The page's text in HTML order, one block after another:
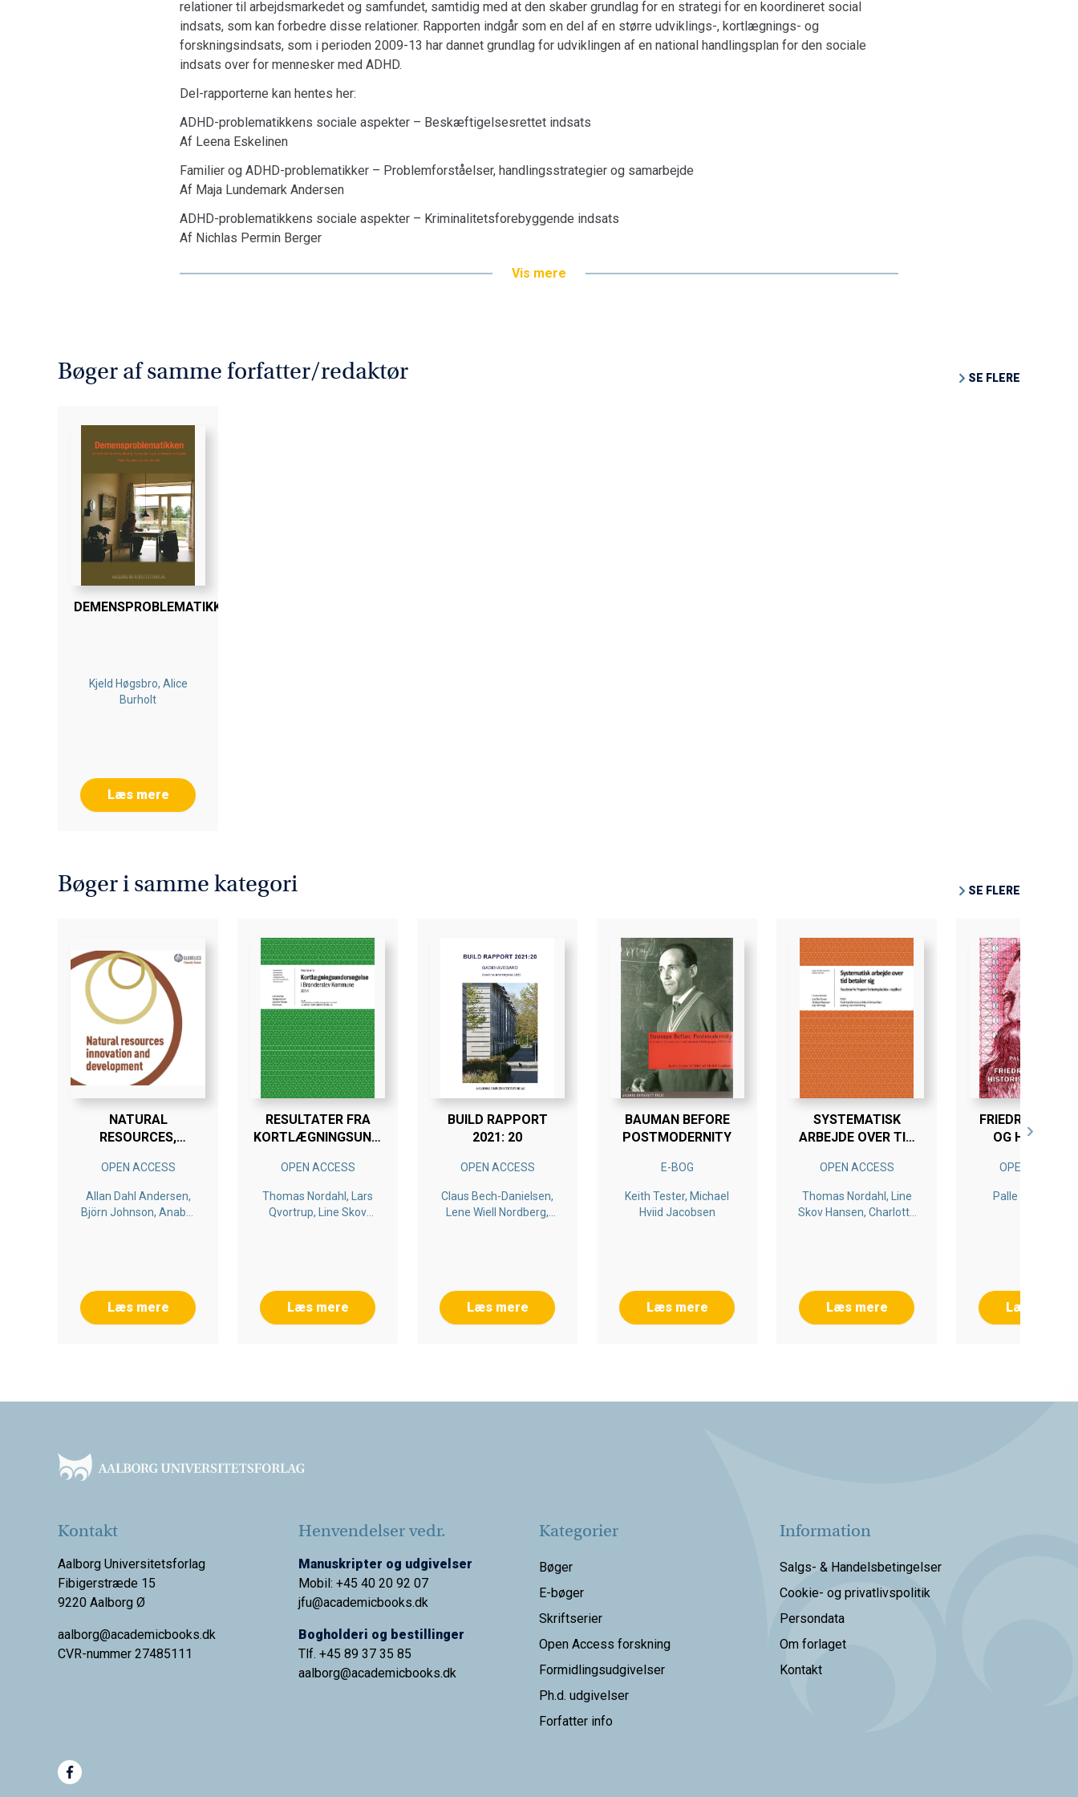
relationer til arbejdsmarkedet og samfundet, samtidig med at den skaber grundlag for en strategi for en koordineret social
indsats, som kan forbedre disse relationer. Rapporten indgår som en del af en større udviklings-, kortlægnings- og
forskningsindsats, som i perioden 2009-13 har dannet grundlag for udviklingen af en national handlingsplan for den sociale
indsats over for mennesker med ADHD.
Del-rapporterne kan hentes her:
ADHD-problematikkens sociale aspekter – Beskæftigelsesrettet indsats
Af Leena Eskelinen
Familier og ADHD-problematikker – Problemforståelser, handlingsstrategier og samarbejde
Af Maja Lundemark Andersen
ADHD-problematikkens sociale aspekter – Kriminalitetsforebyggende indsats
Af Nichlas Permin Berger
Vis mere
Bøger af samme forfatter/redaktør SE FLERE
DEMENSPROBLEMATIKKEN
Kjeld Høgsbro, Alice
Burholt
Læs mere
Bøger i samme kategori SE FLERE
NATURAL
RESOURCES,
DEVELOPMENT
OPEN ACCESS
Allan Dahl Andersen,
Björn Johnson, Anabel
Læs mere
RESULTATER FRA
KORTLÆGNINGSUNDERSØGELSE
KOMMUNE 2014
OPEN ACCESS
Thomas Nordahl, Lars
Qvortrup, Line Skov
Læs mere
BUILD RAPPORT
2021: 20
OPEN ACCESS
Claus Bech-Danielsen,
Lene Wiell Nordberg,
Læs mere
BAUMAN BEFORE
POSTMODERNITY
E-BOG
Keith Tester, Michael
Hviid Jacobsen
Læs mere
SYSTEMATISK
ARBEJDE OVER TID
OPEN ACCESS
Thomas Nordahl, Line
Skov Hansen, Charlotte
Læs mere
FRIEDRICH
OG
OPEN ACCESS
Palle
Læs mere
Kontakt
Aalborg Universitetsforlag
Fibigerstræde 15
9220 Aalborg Ø
aalborg@academicbooks.dk
CVR-nummer 27485111
Henvendelser vedr.
Manuskripter og udgivelser
Mobil: +45 40 20 92 07
jfu@academicbooks.dk
Bogholderi og bestillinger
Tlf. +45 89 37 35 85
aalborg@academicbooks.dk
Kategorier
Bøger
E-bøger
Skriftserier
Open Access forskning
Formidlingsudgivelser
Ph.d. udgivelser
Forfatter info
Information
Salgs- & Handelsbetingelser
Cookie- og privatlivspolitik
Persondata
Om forlaget
Kontakt